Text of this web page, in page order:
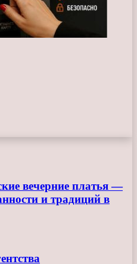
вечерние платья —
и традиций в